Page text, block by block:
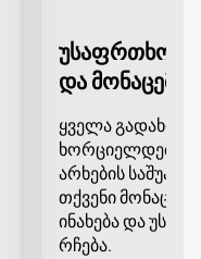
უსაფრთხო
და
ყველა გადახდა
ხორციელდება
არხების
თქვენი
ინახება და
რჩება.